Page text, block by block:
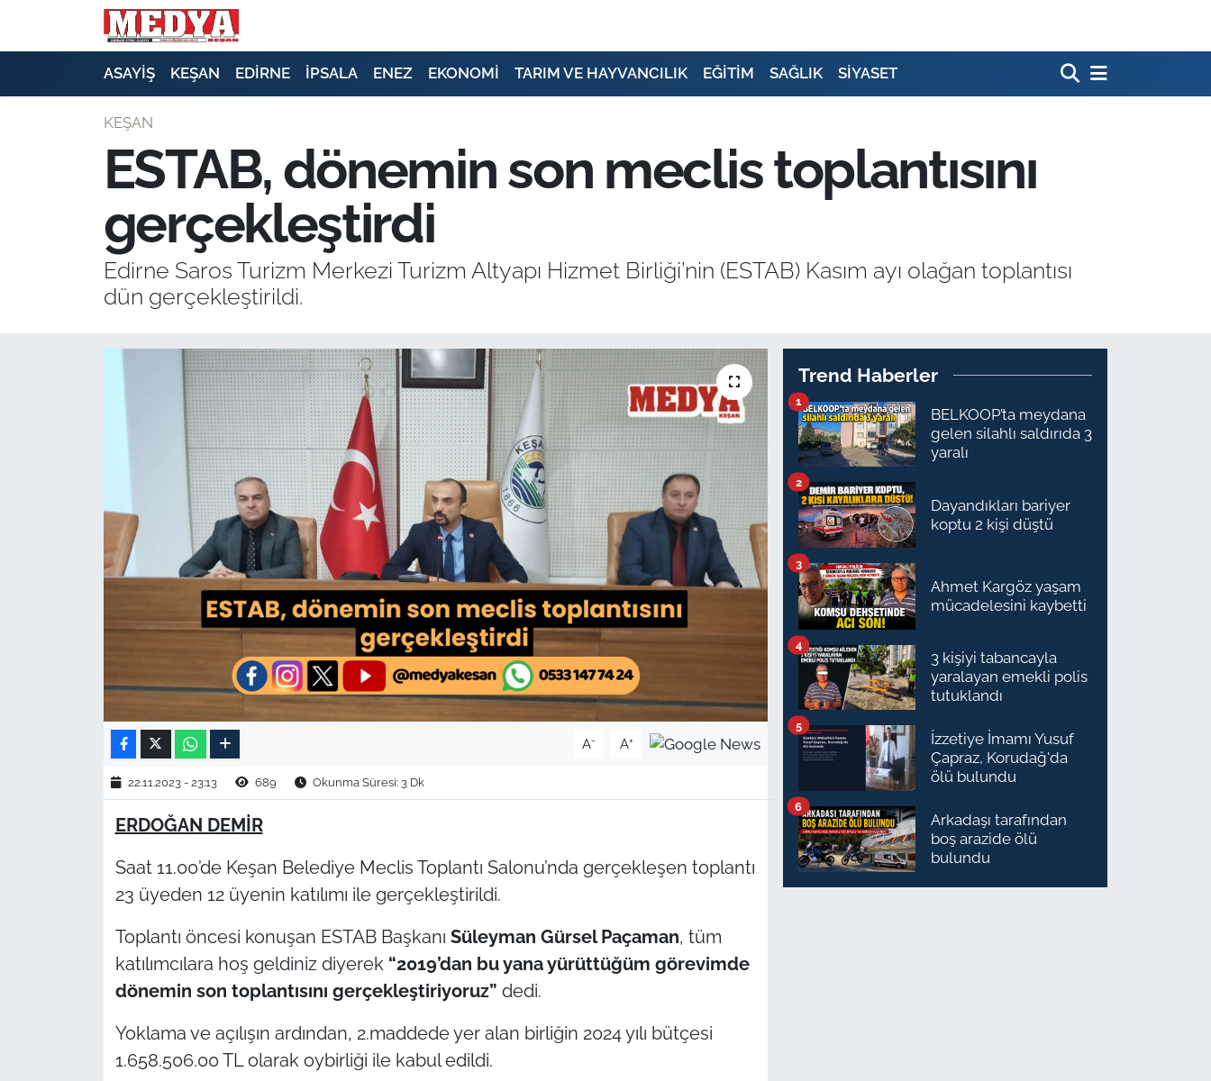
ASAYİŞ KEŞAN EDİRNE İPSALA ENEZ EKONOMİ TARIM VE HAYVANCILIK EĞİTİM SAĞLIK SİYASET
KEŞAN
ESTAB, dönemin son meclis toplantısını
gerçekleştirdi
Edirne Saros Turizm Merkezi Turizm Altyapı Hizmet Birliği’nin (ESTAB) Kasım ayı olağan toplantısı
dün gerçekleştirildi.
A- A+
22.11.2023 - 23:13 689 Okunma Süresi: 3 Dk
ERDOĞAN DEMİR
Saat 11.00’de Keşan Belediye Meclis Toplantı Salonu’nda gerçekleşen toplantı
23 üyeden 12 üyenin katılımı ile gerçekleştirildi.
Toplantı öncesi konuşan ESTAB Başkanı Süleyman Gürsel Paçaman, tüm
katılımcılara hoş geldiniz diyerek “2019’dan bu yana yürüttüğüm görevimde
dönemin son toplantısını gerçekleştiriyoruz” dedi.
Yoklama ve açılışın ardından, 2.maddede yer alan birliğin 2024 yılı bütçesi
1.658.506.00 TL olarak oybirliği ile kabul edildi.
Trend Haberler
BELKOOP’ta meydana
gelen silahlı saldırıda 3
yaralı
1
Dayandıkları bariyer
koptu 2 kişi düştü
2
Ahmet Kargöz yaşam
mücadelesini kaybetti
3
3 kişiyi tabancayla
yaralayan emekli polis
tutuklandı
4
İzzetiye İmamı Yusuf
Çapraz, Korudağ'da
ölü bulundu
5
Arkadaşı tarafından
boş arazide ölü
bulundu
6
E-GAZETE
GÜNDEM
EKONOMİ
SAĞLIK
TARIM VE HAYVANCILIK
RESMİ İLAN
KIRKLARELİ
ÇANAKKALE